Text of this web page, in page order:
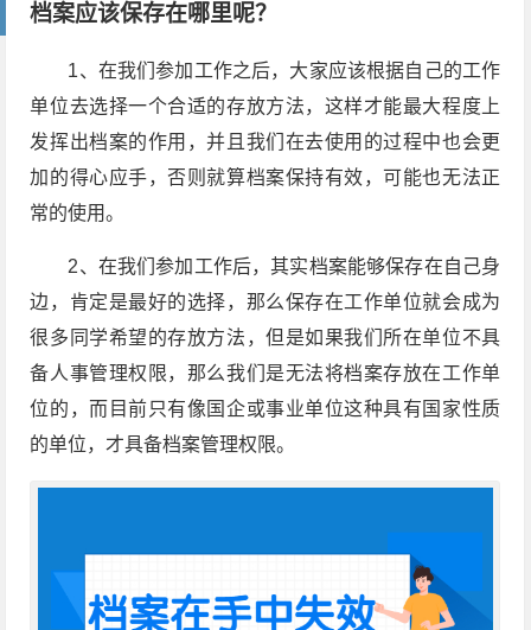
档案应该保存在哪里呢？
1、在我们参加工作之后，大家应该根据自己的工作
单位去选择一个合适的存放方法，这样才能最大程度上
发挥出档案的作用，并且我们在去使用的过程中也会更
加的得心应手，否则就算档案保持有效，可能也无法正
常的使用。
2、在我们参加工作后，其实档案能够保存在自己身
边，肯定是最好的选择，那么保存在工作单位就会成为
很多同学希望的存放方法，但是如果我们所在单位不具
备人事管理权限，那么我们是无法将档案存放在工作单
位的，而目前只有像国企或事业单位这种具有国家性质
的单位，才具备档案管理权限。